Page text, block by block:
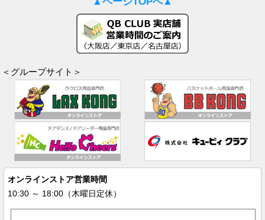
＜グループサイト＞
オンラインストア営業時間
10:30 ～ 18:00（木曜日定休）